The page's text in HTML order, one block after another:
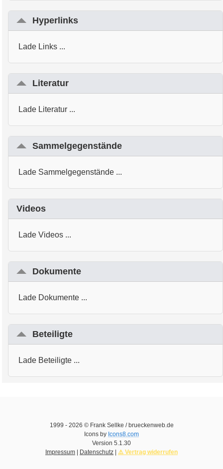
Hyperlinks
Lade Links ...
Literatur
Lade Literatur ...
Sammelgegenstände
Lade Sammelgegenstände ...
Videos
Lade Videos ...
Dokumente
Lade Dokumente ...
Beteiligte
Lade Beteiligte ...
1999 - 2026 © Frank Sellke / brueckenweb.de
Icons by Icons8.com
Version 5.1.30
Impressum | Datenschutz | ⚠️ Vertrag widerrufen